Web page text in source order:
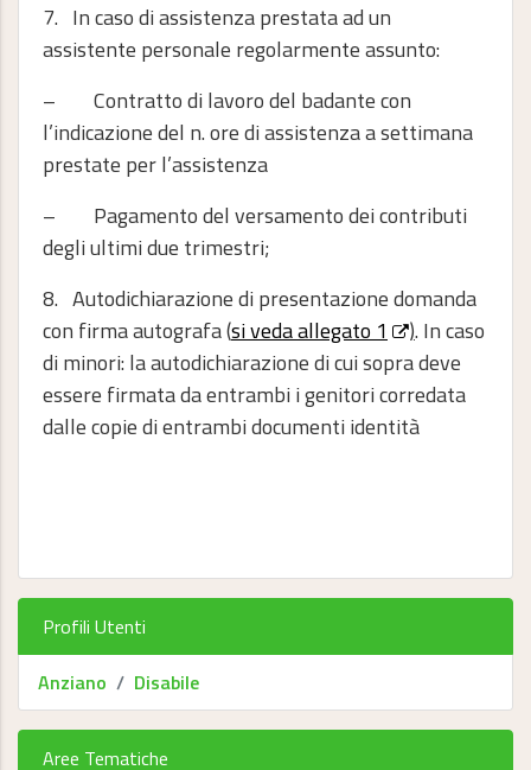
7. In caso di assistenza prestata ad un
assistente personale regolarmente assunto:
– Contratto di lavoro del badante con
l’indicazione del n. ore di assistenza a settimana
prestate per l’assistenza
– Pagamento del versamento dei contributi
degli ultimi due trimestri;
8. Autodichiarazione di presentazione domanda
con firma autografa (si veda allegato 1 ). In caso
di minori: la autodichiarazione di cui sopra deve
essere firmata da entrambi i genitori corredata
dalle copie di entrambi documenti identità
Profili Utenti
Anziano
Disabile
Aree Tematiche